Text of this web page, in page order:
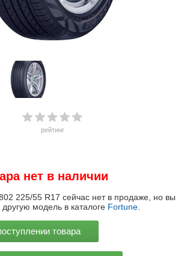
рейтинг
нет в наличии
225/55 R17 сейчас нет в продаже, но вы
модель в каталоге Fortune
товара